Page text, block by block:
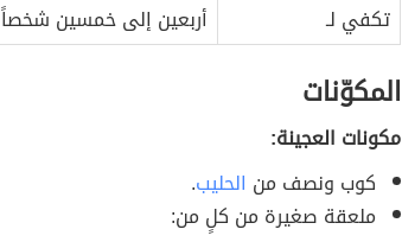
تكفي لـ
أربعين إلى خمسين شخصاً
المكوّنات
مكونات العجينة:
كوب ونصف من الحليب.
ملعقة صغيرة من كلٍ من: